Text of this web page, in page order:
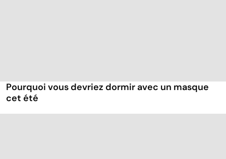
Pourquoi vous devriez dormir avec un masque
cet été